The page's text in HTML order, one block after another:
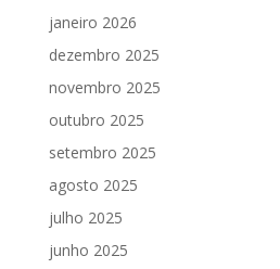
janeiro 2026
dezembro 2025
novembro 2025
outubro 2025
setembro 2025
agosto 2025
julho 2025
junho 2025